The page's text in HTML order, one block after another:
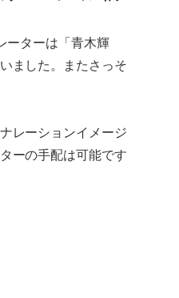
ーターは「青木輝
ました。またさっそ
レーションイメージ
ーの手配は可能です